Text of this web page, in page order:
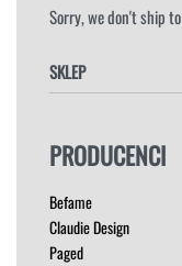
Sorry, we don't ship to
SKLEP
HOKERY
ŁÓŻKA
MEBLE RTV
NAROŻNIKI
PRODUCENCI
Befame
Claudie Design
Paged